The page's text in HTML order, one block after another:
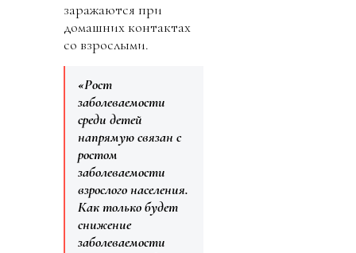
заражаются при
домашних контактах
со взрослыми.
«Рост
заболеваемости
среди детей
напрямую связан с
ростом
заболеваемости
взрослого населения.
Как только будет
снижение
заболеваемости